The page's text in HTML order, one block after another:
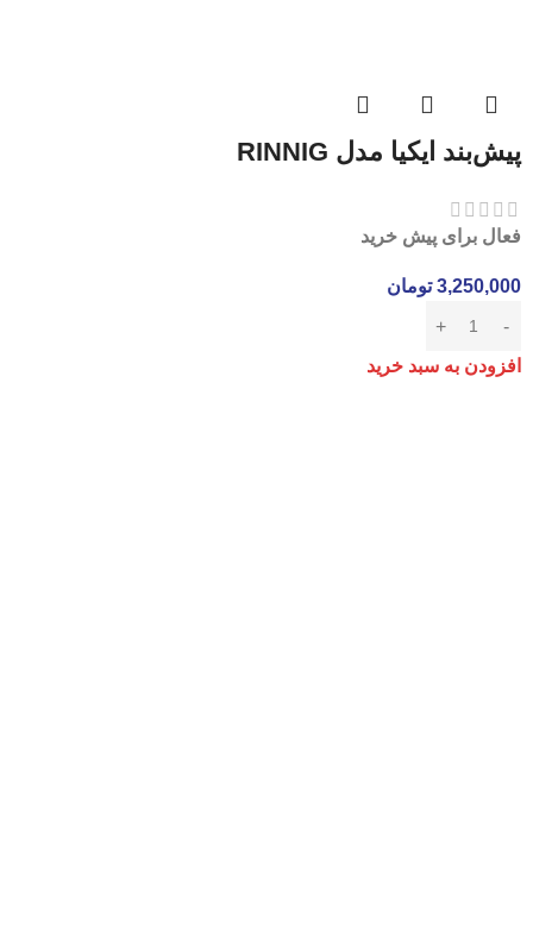
پیش‌بند ایکیا مدل RINNIG
فعال برای پیش خرید
3,250,000 تومان
افزودن به سبد خرید